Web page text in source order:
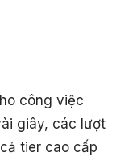
công việc
giây, các lượt
tier cao cấp